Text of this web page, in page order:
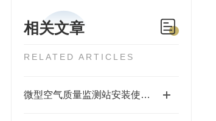
相关文章
RELATED ARTICLES
微型空气质量监测站安装使用需按规程进行